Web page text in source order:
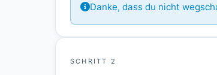
Danke, dass du nicht
SCHRITT 2